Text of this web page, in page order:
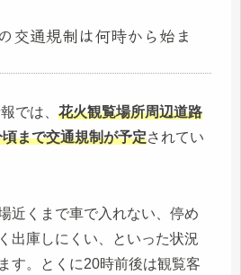
交通規制は何時から始ま
では、 花火観覧場所周辺道路
まで交通規制が予定されてい
近くまで車で入れない、停め
出庫しにくい、といった状況
す。とくに20時前後は観覧客